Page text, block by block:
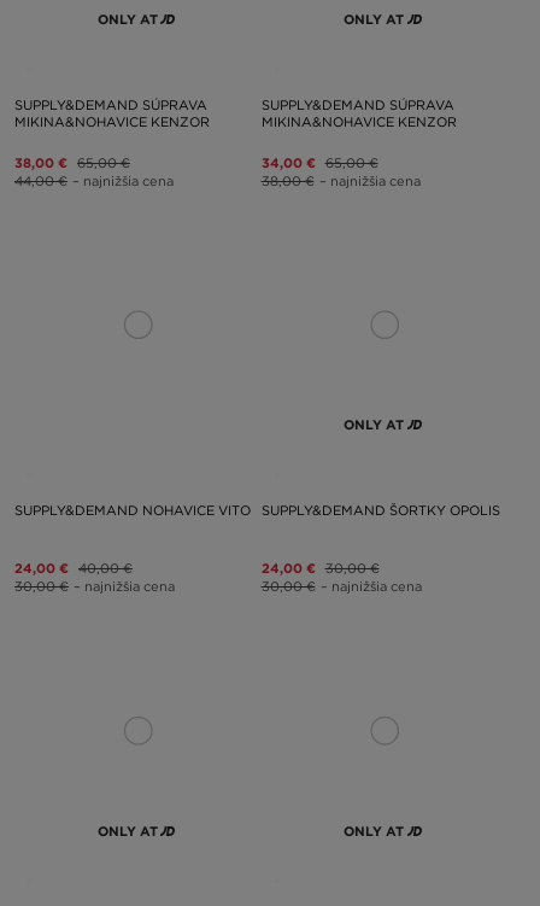
ONLY AT
SUPPLY&DEMAND SÚPRAVA
MIKINA&NOHAVICE KENZOR
38,00 € 65,00 €
44,00 € – najnižšia cena
ONLY AT
SUPPLY&DEMAND SÚPRAVA
MIKINA&NOHAVICE KENZOR
34,00 € 65,00 €
38,00 € – najnižšia cena
SUPPLY&DEMAND NOHAVICE VITO
24,00 € 40,00 €
30,00 € – najnižšia cena
ONLY AT
SUPPLY&DEMAND ŠORTKY OPOLIS
24,00 € 30,00 €
30,00 € – najnižšia cena
ONLY AT ONLY AT